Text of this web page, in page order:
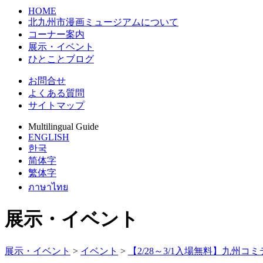
HOME
北九州市漫画ミュージアムについて
コーナー案内
展示・イベント
ひとことブログ
お問合せ
よくある質問
サイトマップ
Multilingual Guide
ENGLISH
한국
简体字
繁体字
ภาษาไทย
展示・イベント
展示・イベント > イベント > 【2/28～3/1入場無料】九州コ